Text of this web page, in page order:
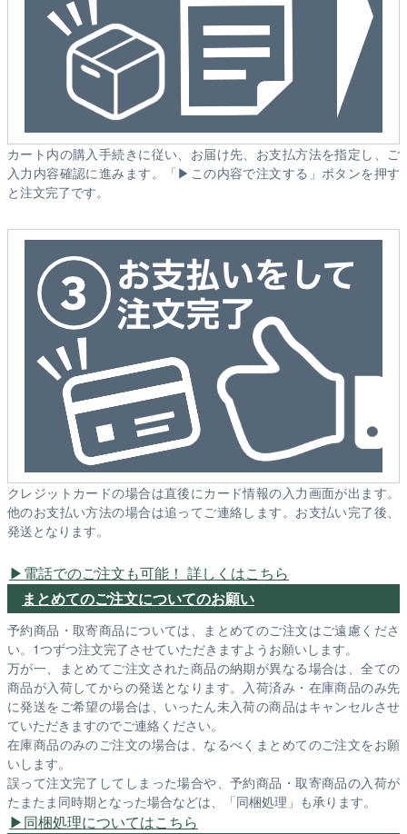
カート内の購入手続きに従い、お届け先、お支払方法を指定し、ご
入力内容確認に進みます。「▶この内容で注文する」ボタンを押す
と注文完了です。
クレジットカードの場合は直後にカード情報の入力画面が出ます。
他のお支払い方法の場合は追ってご連絡します。お支払い完了後、
発送となります。
電話でのご注文も可能！ 詳しくはこちら
まとめてのご注文についてのお願い
予約商品・取寄商品については、まとめてのご注文はご遠慮くださ
い。1つずつ注文完了させていただきますようお願いします。
万が一、まとめてご注文された商品の納期が異なる場合は、全ての
商品が入荷してからの発送となります。入荷済み・在庫商品のみ先
に発送をご希望の場合は、いったん未入荷の商品はキャンセルさせ
ていただきますのでご連絡ください。
在庫商品のみのご注文の場合は、なるべくまとめてのご注文をお願
いします。
誤って注文完了してしまった場合や、予約商品・取寄商品の入荷が
たまたま同時期となった場合などは、「同梱処理」も承ります。
同梱処理についてはこちら